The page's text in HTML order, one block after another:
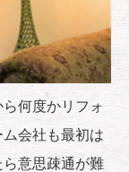
何度かリフォ
会社も最初は
意思疎通が難